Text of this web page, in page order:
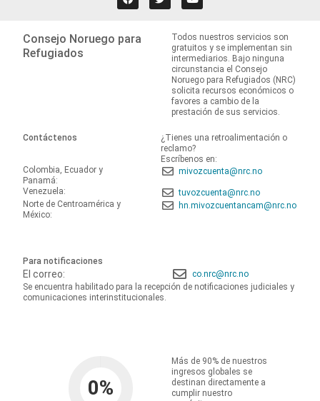
Consejo Noruego para
Refugiados
Todos nuestros servicios son
gratuitos y se implementan sin
intermediarios. Bajo ninguna
circunstancia el Consejo
Noruego para Refugiados (NRC)
solicita recursos económicos o
favores a cambio de la
prestación de sus servicios.
Contáctenos
¿Tienes una retroalimentación o
reclamo?
Escríbenos en:
Colombia, Ecuador y
Panamá:
mivozcuenta@nrc.no
Venezuela:
tuvozcuenta@nrc.no
Norte de Centroamérica y
México:
hn.mivozcuentancam@nrc.no
Para notificaciones
El correo:
co.nrc@nrc.no
Se encuentra habilitado para la recepción de notificaciones judiciales y
comunicaciones interinstitucionales.
0%
Más de 90% de nuestros
ingresos globales se
destinan directamente a
cumplir nuestro